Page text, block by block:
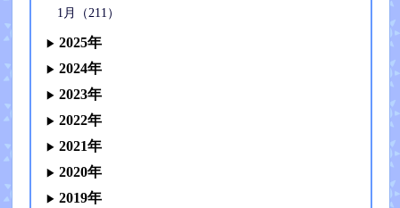
1月（211）
2025年
2024年
2023年
2022年
2021年
2020年
2019年